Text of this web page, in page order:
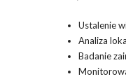
Ustalenie
Analiza
Badanie